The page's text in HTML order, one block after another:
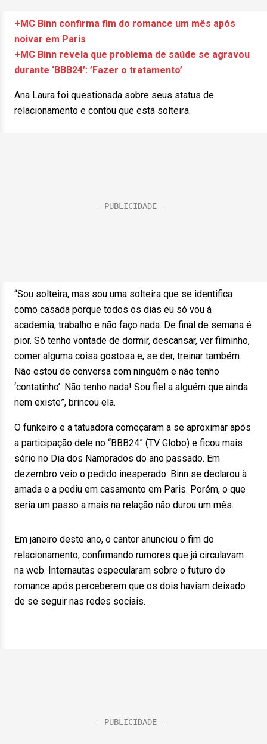
+MC Binn confirma fim do romance um mês após
noivar em Paris
+MC Binn revela que problema de saúde se agravou
durante ‘BBB24’: ’Fazer o tratamento’
Ana Laura foi questionada sobre seus status de
relacionamento e contou que está solteira.
“Sou solteira, mas sou uma solteira que se identifica
como casada porque todos os dias eu só vou à
academia, trabalho e não faço nada. De final de semana é
pior. Só tenho vontade de dormir, descansar, ver filminho,
comer alguma coisa gostosa e, se der, treinar também.
Não estou de conversa com ninguém e não tenho
‘contatinho’. Não tenho nada! Sou fiel a alguém que ainda
nem existe”, brincou ela.
O funkeiro e a tatuadora começaram a se aproximar após
a participação dele no “BBB24” (TV Globo) e ficou mais
sério no Dia dos Namorados do ano passado. Em
dezembro veio o pedido inesperado. Binn se declarou à
amada e a pediu em casamento em Paris. Porém, o que
seria um passo a mais na relação não durou um mês.
Em janeiro deste ano, o cantor anunciou o fim do
relacionamento, confirmando rumores que já circulavam
na web. Internautas especularam sobre o futuro do
romance após perceberem que os dois haviam deixado
de se seguir nas redes sociais.